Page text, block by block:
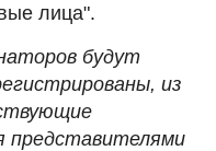
лица".
будут
из
представителями